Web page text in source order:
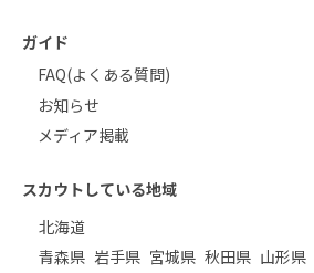
ガイド
FAQ(よくある質問)
お知らせ
メディア掲載
スカウトしている地域
北海道
青森県 岩手県 宮城県 秋田県 山形県